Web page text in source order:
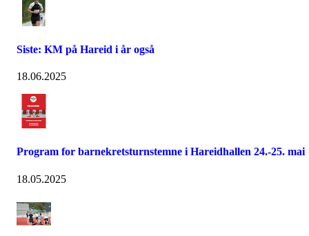
Siste: KM på Hareid i år også
18.06.2025
Program for barnekretsturnstemne i Hareidhallen 24.-25. mai
18.05.2025